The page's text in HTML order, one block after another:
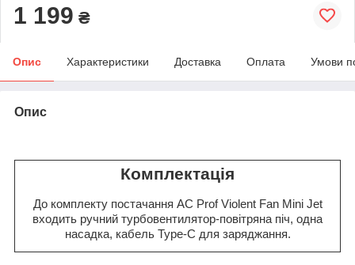
1 199 ₴
Опис Характеристики Доставка Оплата Умови
Опис
Комплектація
До комплекту постачання AC Prof Violent Fan Mini Jet
входить ручний турбовентилятор-повітряна піч, одна
насадка, кабель Type-C для заряджання.